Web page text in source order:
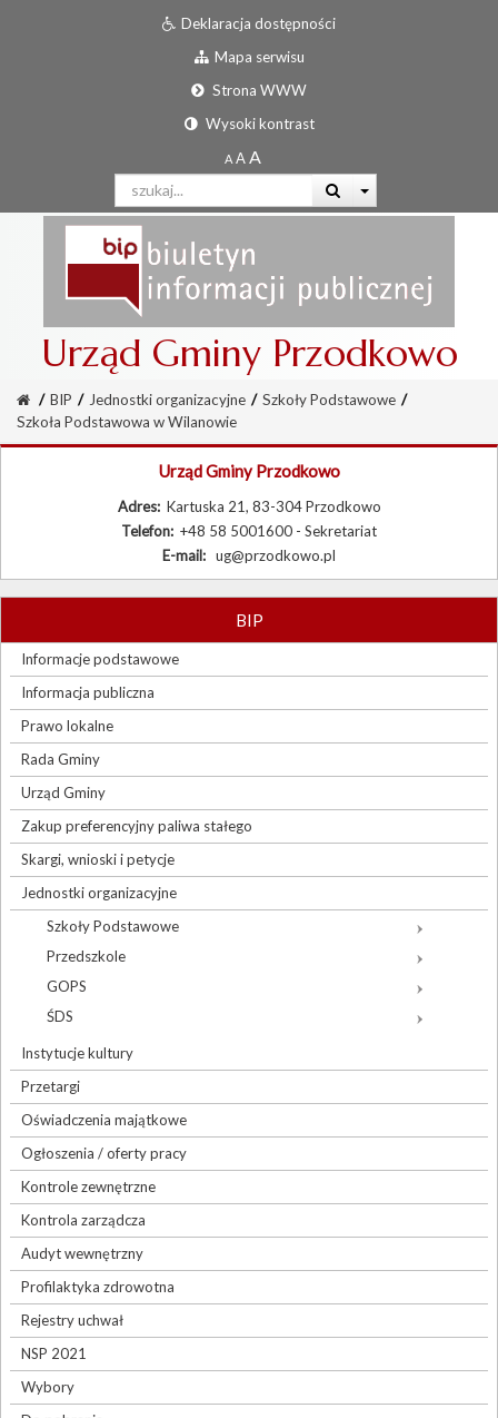
Deklaracja dostępności
Mapa serwisu
Strona WWW
Wysoki kontrast
Urząd Gminy Przodkowo
/ BIP / Jednostki organizacyjne / Szkoły Podstawowe /
Szkoła Podstawowa w Wilanowie
Urząd Gminy Przodkowo
Adres: Kartuska 21, 83-304 Przodkowo
Telefon: +48 58 5001600 - Sekretariat
E-mail: ug@przodkowo.pl
BIP
Informacje podstawowe
Informacja publiczna
Prawo lokalne
Rada Gminy
Urząd Gminy
Zakup preferencyjny paliwa stałego
Skargi, wnioski i petycje
Jednostki organizacyjne
Szkoły Podstawowe
Przedszkole
GOPS
ŚDS
Instytucje kultury
Przetargi
Oświadczenia majątkowe
Ogłoszenia / oferty pracy
Kontrole zewnętrzne
Kontrola zarządcza
Audyt wewnętrzny
Profilaktyka zdrowotna
Rejestry uchwał
NSP 2021
Wybory